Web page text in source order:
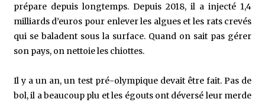
prépare depuis longtemps. Depuis 2018, il a injecté 1,4
milliards d’euros pour enlever les algues et les rats crevés
qui se baladent sous la surface. Quand on sait pas gérer
son pays, on nettoie les chiottes.
Il y a un an, un test pré-olympique devait être fait. Pas de
bol, il a beaucoup plu et les égouts ont déversé leur merde